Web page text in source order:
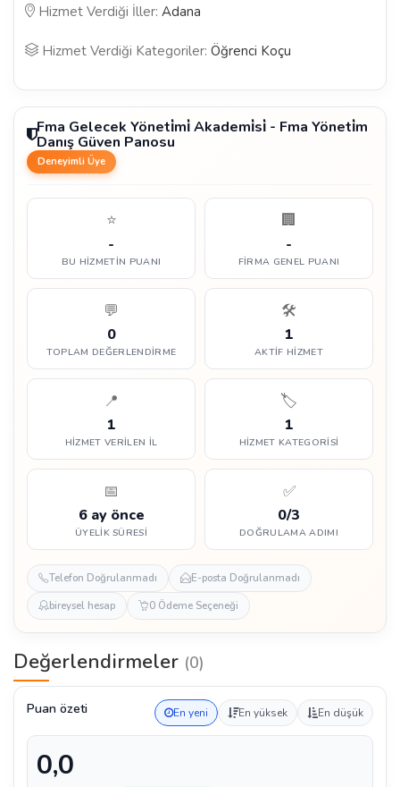
Hizmet Verdiği İller: Adana
Hizmet Verdiği Kategoriler: Öğrenci Koçu
Fma Gelecek Yöneti̇mi̇ Akademi̇si̇ - Fma Yöneti̇m
Danış Güven Panosu
Deneyimli Üye
⭐
-
BU HIZMETIN PUANI
🏢
-
FIRMA GENEL PUANI
💬
0
TOPLAM DEĞERLENDIRME
🛠️
1
AKTIF HIZMET
📍
1
HIZMET VERILEN İL
🏷️
1
HIZMET KATEGORISI
📅
6 ay önce
ÜYELIK SÜRESI
✅
0/3
DOĞRULAMA ADIMI
Telefon Doğrulanmadı
E-posta Doğrulanmadı
bireysel hesap
0 Ödeme Seçeneği
Değerlendirmeler (0)
Puan özeti En yeni En yüksek En düşük
0,0